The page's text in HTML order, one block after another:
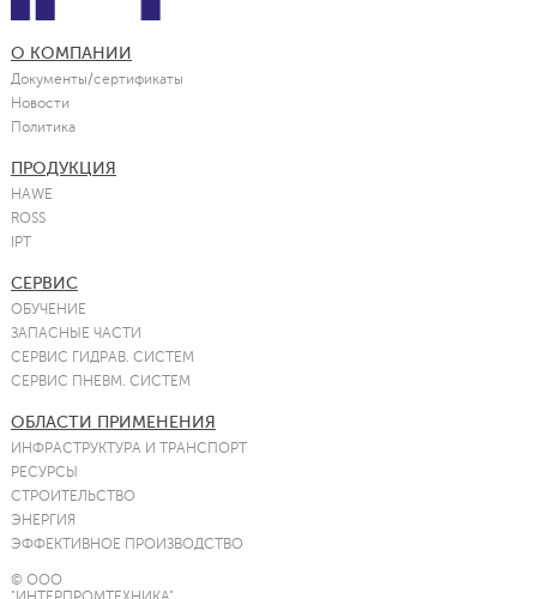
О КОМПАНИИ
Документы/сертификаты
Новости
Политика
ПРОДУКЦИЯ
HAWE
ROSS
IPT
СЕРВИС
ОБУЧЕНИЕ
ЗАПАСНЫЕ ЧАСТИ
СЕРВИС ГИДРАВ. СИСТЕМ
СЕРВИС ПНЕВМ. СИСТЕМ
ОБЛАСТИ ПРИМЕНЕНИЯ
ИНФРАСТРУКТУРА И ТРАНСПОРТ
РЕСУРСЫ
СТРОИТЕЛЬСТВО
ЭНЕРГИЯ
ЭФФЕКТИВНОЕ ПРОИЗВОДСТВО
© ООО